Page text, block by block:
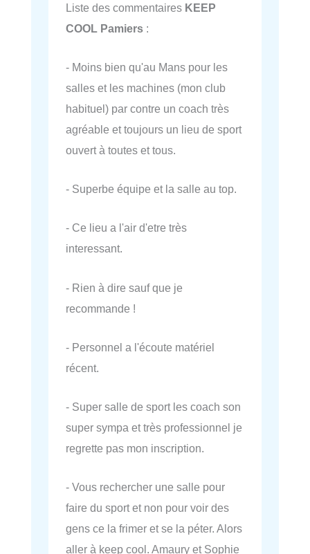
Liste des commentaires KEEP
COOL Pamiers :
- Moins bien qu'au Mans pour les
salles et les machines (mon club
habituel) par contre un coach très
agréable et toujours un lieu de sport
ouvert à toutes et tous.
- Superbe équipe et la salle au top.
- Ce lieu a l'air d'etre très
interessant.
- Rien à dire sauf que je
recommande !
- Personnel a l'écoute matériel
récent.
- Super salle de sport les coach son
super sympa et très professionnel je
regrette pas mon inscription.
- Vous rechercher une salle pour
faire du sport et non pour voir des
gens ce la frimer et se la péter. Alors
aller à keep cool. Amaury et Sophie